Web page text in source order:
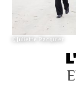
©Juliette Pacquier